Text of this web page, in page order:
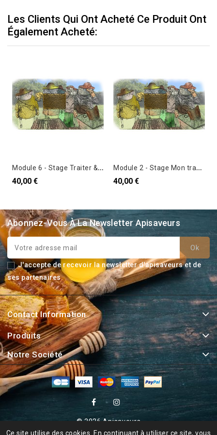
Les Clients Qui Ont Acheté Ce Produit Ont
Également Acheté:
M
odule 6 - Stage Traiter & Nourrir – 20 juin 2026
40,00 €
M
odule 2 - Stage Mon travail au rucher – 11 avril 2026
40,00 €
Abonnez-Vous À La Newsletter Apisaveurs
J'accepte de recevoir la newsletter d'apisaveurs et de
ses partenaires.
Contact Information
Produits
Notre Société
Ce site utilise des cookies. En continuant à utiliser ce site, vous
© 2026 Apisaveurs